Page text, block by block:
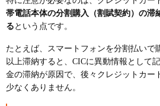
帯電話本体の分割購入（割賦契約）の滞
る という点です。
たとえば、スマートフォンを分割払いで
以上滞納すると、CICに異動情報として
金の滞納が原因で、後々クレジットカー
少なくありません。